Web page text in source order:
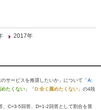
2017年
サービスを推奨したいか」について「A:
たくない 」「D:全く薦めたくない 」の4段
C=3-5回答、D=1-2回答として割合を算